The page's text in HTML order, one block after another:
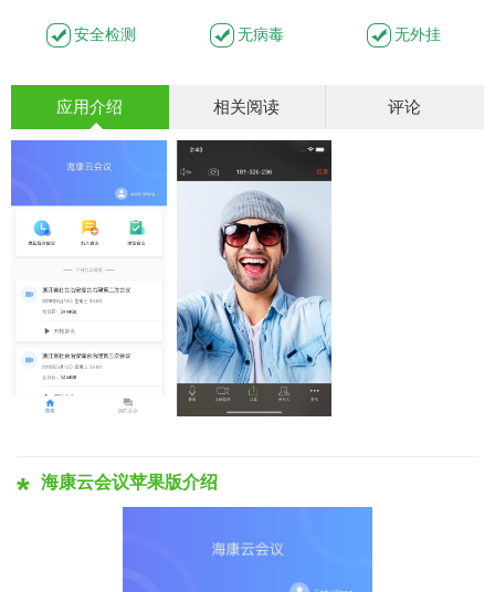
安全检测 无病毒 无外挂
应用介绍 相关阅读 评论
海康云会议苹果版介绍